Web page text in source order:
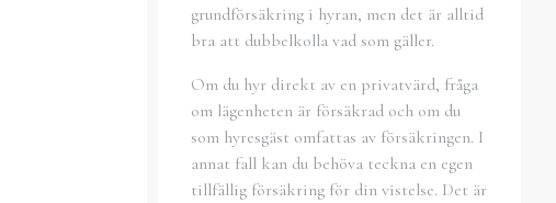
grundförsäkring i hyran, men det är alltid
bra att dubbelkolla vad som gäller.
Om du hyr direkt av en privatvärd, fråga
om lägenheten är försäkrad och om du
som hyresgäst omfattas av försäkringen. I
annat fall kan du behöva teckna en egen
tillfällig försäkring för din vistelse. Det är